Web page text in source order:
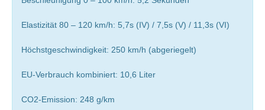
Elastizität 80 – 120 km/h: 5,7s (IV) / 7,5s (V) / 11,3s (VI)
Höchstgeschwindigkeit: 250 km/h (abgeriegelt)
EU-Verbrauch kombiniert: 10,6 Liter
CO2-Emission: 248 g/km